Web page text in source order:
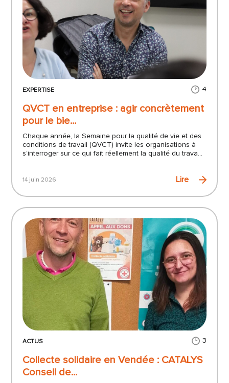
EXPERTISE 4
QVCT en entreprise : agir concrètement
pour le bie...
Chaque année, la Semaine pour la qualité de vie et des
conditions de travail (QVCT) invite les organisations à
s’interroger sur ce qui fait réellement la qualité du trava...
14 juin 2026 Lire
ACTUS 3
Collecte solidaire en Vendée : CATALYS
Conseil de...